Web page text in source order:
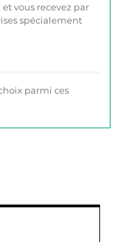
vous recevez par
spécialement
parmi ces